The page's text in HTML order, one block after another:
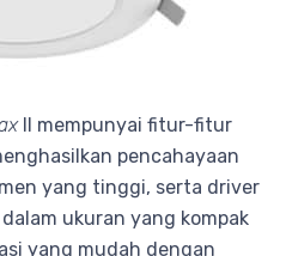
II mempunyai fitur-fitur
pencahayaan
yang tinggi, serta driver
ukuran yang kompak
yang mudah dengan